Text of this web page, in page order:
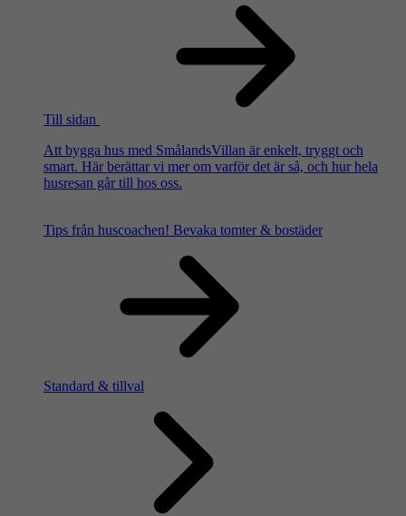
Till sidan
Att bygga hus med SmålandsVillan är enkelt, tryggt och
smart. Här berättar vi mer om varför det är så, och hur hela
husresan går till hos oss.
Tips från huscoachen! Bevaka tomter & bostäder
Standard & tillval